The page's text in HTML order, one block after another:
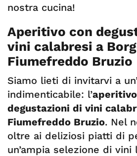
nostra cucina!
Aperitivo con
vini calabresi a
Fiumefreddo Bruzio
Siamo lieti di invitarvi a
indimenticabile: l’
degustazioni di vini
Fiumefreddo Bruzio. Nel
oltre ai deliziosi piatti di
un’ampia selezione di